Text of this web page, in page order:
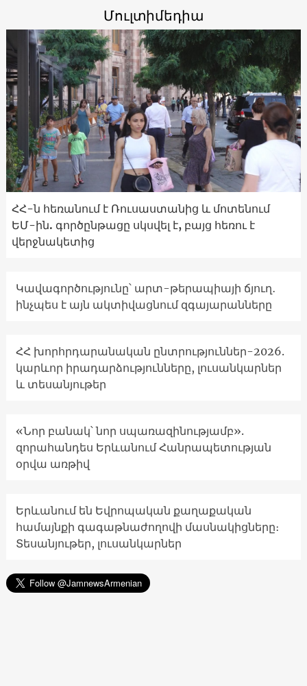
Մուլտիմեդիա
ՀՀ-ն հեռանում է Ռուսաստանից և մոտենում
ԵՄ-ին. գործընթացը սկսվել է, բայց հեռու է
վերջնակետից
Կավագործությունը՝ արտ-թերապիայի ճյուղ․
ինչպես է այն ակտիվացնում զգայարանները
ՀՀ խորհրդարանական ընտրություններ-2026.
կարևոր իրադարձությունները, լուսանկարներ
և տեսանյութեր
«Նոր բանակ՝ նոր սպառազինությամբ».
զորահանդես Երևանում Հանրապետության
օրվա առթիվ
Երևանում են Եվրոպական քաղաքական
համայնքի գագաթնաժողովի մասնակիցները։
Տեսանյութեր, լուսանկարներ